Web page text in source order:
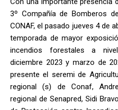
3º Compañía de Bomberos
CONAF, el pasado jueves 4 de
temporada de mayor
incendios forestales a
diciembre 2023 y marzo de
presente el seremi de
regional (s) de Conaf,
regional de Senapred, Sidi